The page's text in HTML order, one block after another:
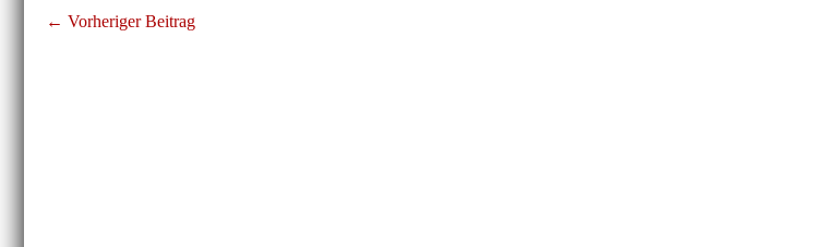
Beitragsnavigation
← Vorheriger Beitrag